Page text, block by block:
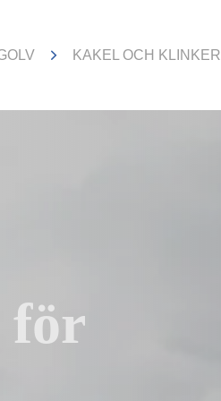
GOLV KAKEL OCH KLINKER